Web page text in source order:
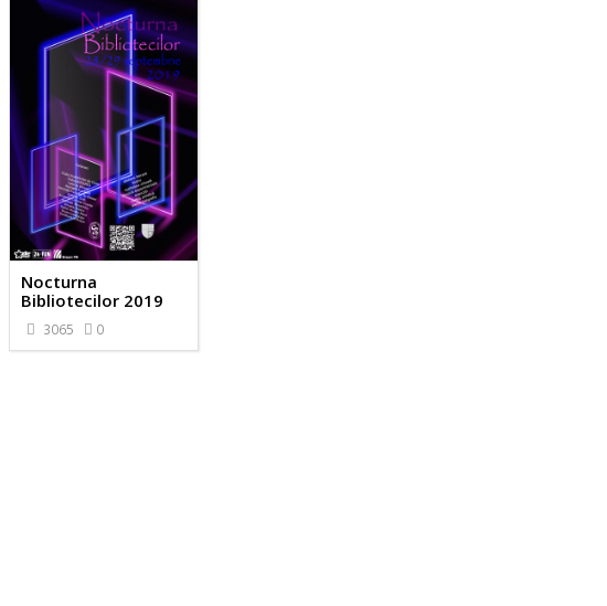
Nocturna
Bibliotecilor 2019
3065 0